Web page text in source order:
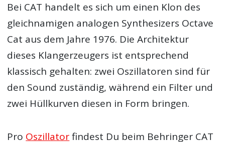
Bei CAT handelt es sich um einen Klon des
gleichnamigen analogen Synthesizers Octave
Cat aus dem Jahre 1976. Die Architektur
dieses Klangerzeugers ist entsprechend
klassisch gehalten: zwei Oszillatoren sind für
den Sound zuständig, während ein Filter und
zwei Hüllkurven diesen in Form bringen.
Pro Oszillatorfindest Du beim Behringer CAT